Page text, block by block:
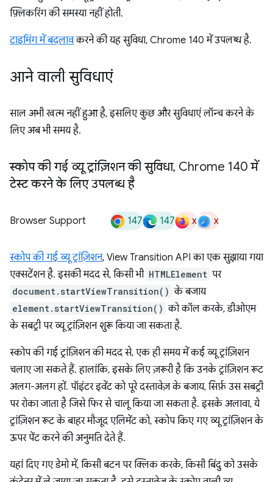
फ़्लिकरिंग की समस्या नहीं होती.
टाइमिंग में बदलावकरने की यह सुविधा, Chrome 140 में उपलब्ध है.
आने वाली सुविधाएं
साल अभी खत्म नहीं हुआ है, इसलिए कुछ और सुविधाएं लॉन्च करने के
लिए अब भी समय है.
स्कोप की गई व्यू ट्रांज़िशन की सुविधा, Chrome 140 में
टेस्ट करने के लिए उपलब्ध है
Browser Support 147 147 x x
स्कोप की गई व्यू ट्रांज़िशन, View Transition API का एक सुझाया गया
एक्सटेंशन है. इसकी मदद से, किसी भी HTMLElement पर
document.startViewTransition() के बजाय
element.startViewTransition() को कॉल करके, डीओएम
के सबट्री पर व्यू ट्रांज़िशन शुरू किया जा सकता है.
स्कोप की गई ट्रांज़िशन की मदद से, एक ही समय में कई व्यू ट्रांज़िशन
चलाए जा सकते हैं. हालांकि, इसके लिए ज़रूरी है कि उनके ट्रांज़िशन रूट
अलग-अलग हों. पॉइंटर इवेंट को पूरे दस्तावेज़ के बजाय, सिर्फ़ उस सबट्री
पर रोका जाता है जिसे फिर से चालू किया जा सकता है. इसके अलावा, ये
ट्रांज़िशन रूट के बाहर मौजूद एलिमेंट को, स्कोप किए गए व्यू ट्रांज़िशन के
ऊपर पेंट करने की अनुमति देते हैं.
यहां दिए गए डेमो में, किसी बटन पर क्लिक करके, किसी बिंदु को उसके